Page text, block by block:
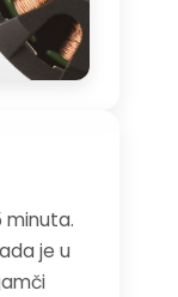
minuta.
je u